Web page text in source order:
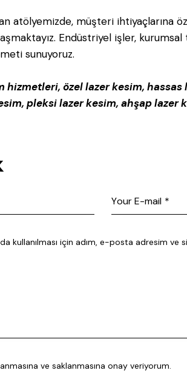
atölyemizde, müşteri ihtiyaçlarına
Endüstriyel işler,
sunuyoruz.
hizmetleri, özel lazer kesim, hassas
pleksi lazer kesim, ahşap lazer
kullanılması için adım, e-posta adresim ve
ve saklanmasına onay veriyorum.